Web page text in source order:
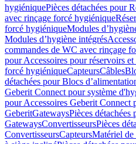
hygiéniquePièces détachées pour
avec rinçage forcé hygiénique
forcé hygiéniqueModules
Modules d’hygiène intégrés
commandes de WC avec rinçage
pour Accessoires pour réservoirs
forcé hygiéniqueCapteursCâbles
détachées pour Blocs
Geberit Connect pour système
pour Accessoires Geberit Connect
GeberitGatewaysPièces détachées
GatewaysConvertisseursPièces
ConvertisseursCapteursMatériel de